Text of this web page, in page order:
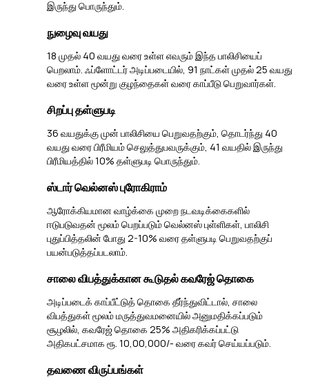
இருந்து பொருந்தும்.
நுழைவு வயது
18 முதல் 40 வயது வரை உள்ள எவரும் இந்த பாலிசியைப்
பெறலாம். ஃப்ளோட்டர் அடிப்படையில், 91 நாட்கள் முதல் 25 வயது
வரை உள்ள மூன்று குழந்தைகள் வரை காப்பீடு பெறுவார்கள்.
சிறப்பு தள்ளுபடி
36 வயதுக்கு முன் பாலிசியை பெறுவதற்கும், தொடர்ந்து 40
வயது வரை பிரீமியம் செலுத்துபவருக்கும், 41 வயதில் இருந்து
பிரீமியத்தில் 10% தள்ளுபடி பொருந்தும்.
ஸ்டார் வெல்னஸ் புரோகிராம்
ஆரோக்கியமான வாழ்க்கை முறை நடவடிக்கைகளில்
ஈடுபடுவதன் மூலம் பெறப்படும் வெல்னஸ் புள்ளிகள், பாலிசி
புதுப்பித்தலின் போது 2-10% வரை தள்ளுபடி பெறுவதற்குப்
பயன்படுத்தப்படலாம்.
சாலை விபத்துக்கான கூடுதல் கவரேஜ் தொகை
அடிப்படைக் காப்பீட்டுத் தொகை தீர்ந்துவிட்டால், சாலை
விபத்துகள் மூலம் மருத்துவமனையில் அனுமதிக்கப்படும்
சூழலில், கவரேஜ் தொகை 25% அதிகரிக்கப்பட்டு
அதிகபட்சமாக ரூ. 10,00,000/- வரை கவர் செய்யப்படும்.
தவணை விருப்பங்கள்